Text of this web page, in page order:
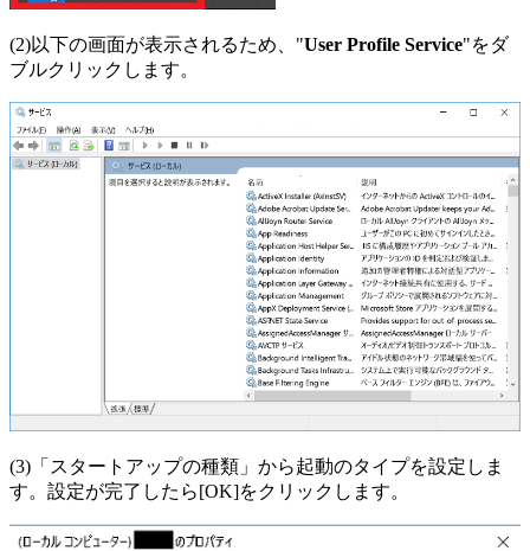
(2)以下の画面が表示されるため、"User Profile Service"をダ
ブルクリックします。
(3)「スタートアップの種類」から起動のタイプを設定しま
す。設定が完了したら[OK]をクリックします。